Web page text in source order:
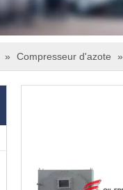
» Compresseur d'azote »